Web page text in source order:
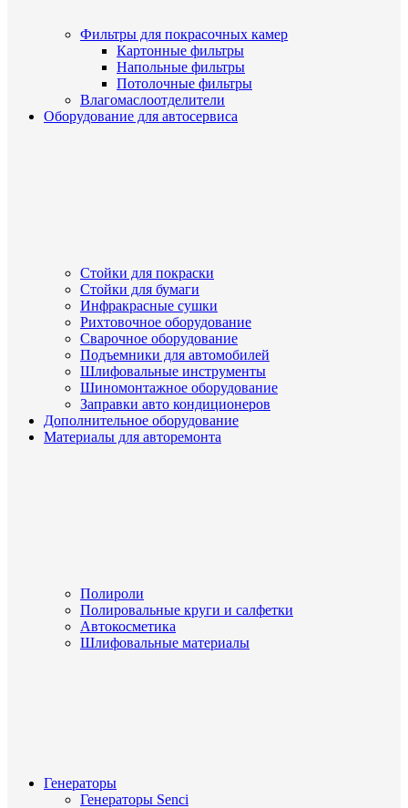
Фильтры для покрасочных камер
Картонные фильтры
Напольные фильтры
Потолочные фильтры
Влагомаслоотделители
Оборудование для автосервиса
Стойки для покраски
Стойки для бумаги
Инфракрасные сушки
Рихтовочное оборудование
Сварочное оборудование
Подъемники для автомобилей
Шлифовальные инструменты
Шиномонтажное оборудование
Заправки авто кондиционеров
Дополнительное оборудование
Материалы для авторемонта
Полироли
Полировальные круги и салфетки
Автокосметика
Шлифовальные материалы
Генераторы
Генераторы Senci